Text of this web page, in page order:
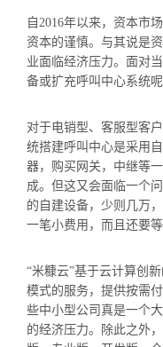
自2016年以来，资本市
资本的谨慎。与其说是
业面临经济压力。面对
备或扩充呼叫中心系统呢
对于电销型、客服型客
统搭建呼叫中心是采用
器，购买网关，中继等
成。但这又会面临一个
的自建设备，少则几万
一笔小费用，而且还要
“米糠云”基于云计算创
模式的服务，提供按需
些中小型公司真是一个
的经济压力。除此之外